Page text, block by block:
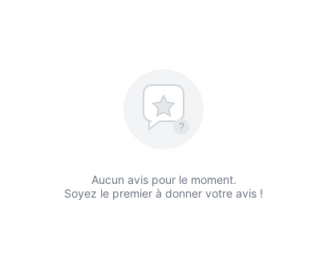
?
Aucun avis pour le moment.
Soyez le premier à donner votre avis !